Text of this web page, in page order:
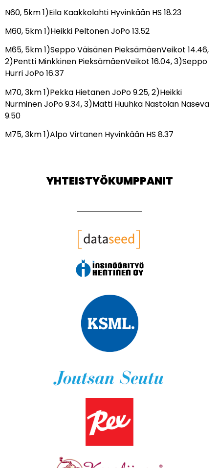
N60, 5km 1)Eila Kaakkolahti Hyvinkään HS 18.23
M60, 5km 1)Heikki Peltonen JoPo 13.52
M65, 5km 1)Seppo Väisänen PieksämäenVeikot 14.46,
2)Pentti Minkkinen PieksämäenVeikot 16.04, 3)Seppo
Hurri JoPo 16.37
M70, 3km 1)Pekka Hietanen JoPo 9.25, 2)Heikki
Nurminen JoPo 9.34, 3)Matti Huuhka Nastolan Naseva
9.50
M75, 3km 1)Alpo Virtanen Hyvinkään HS 8.37
YHTEISTYÖKUMPPANIT